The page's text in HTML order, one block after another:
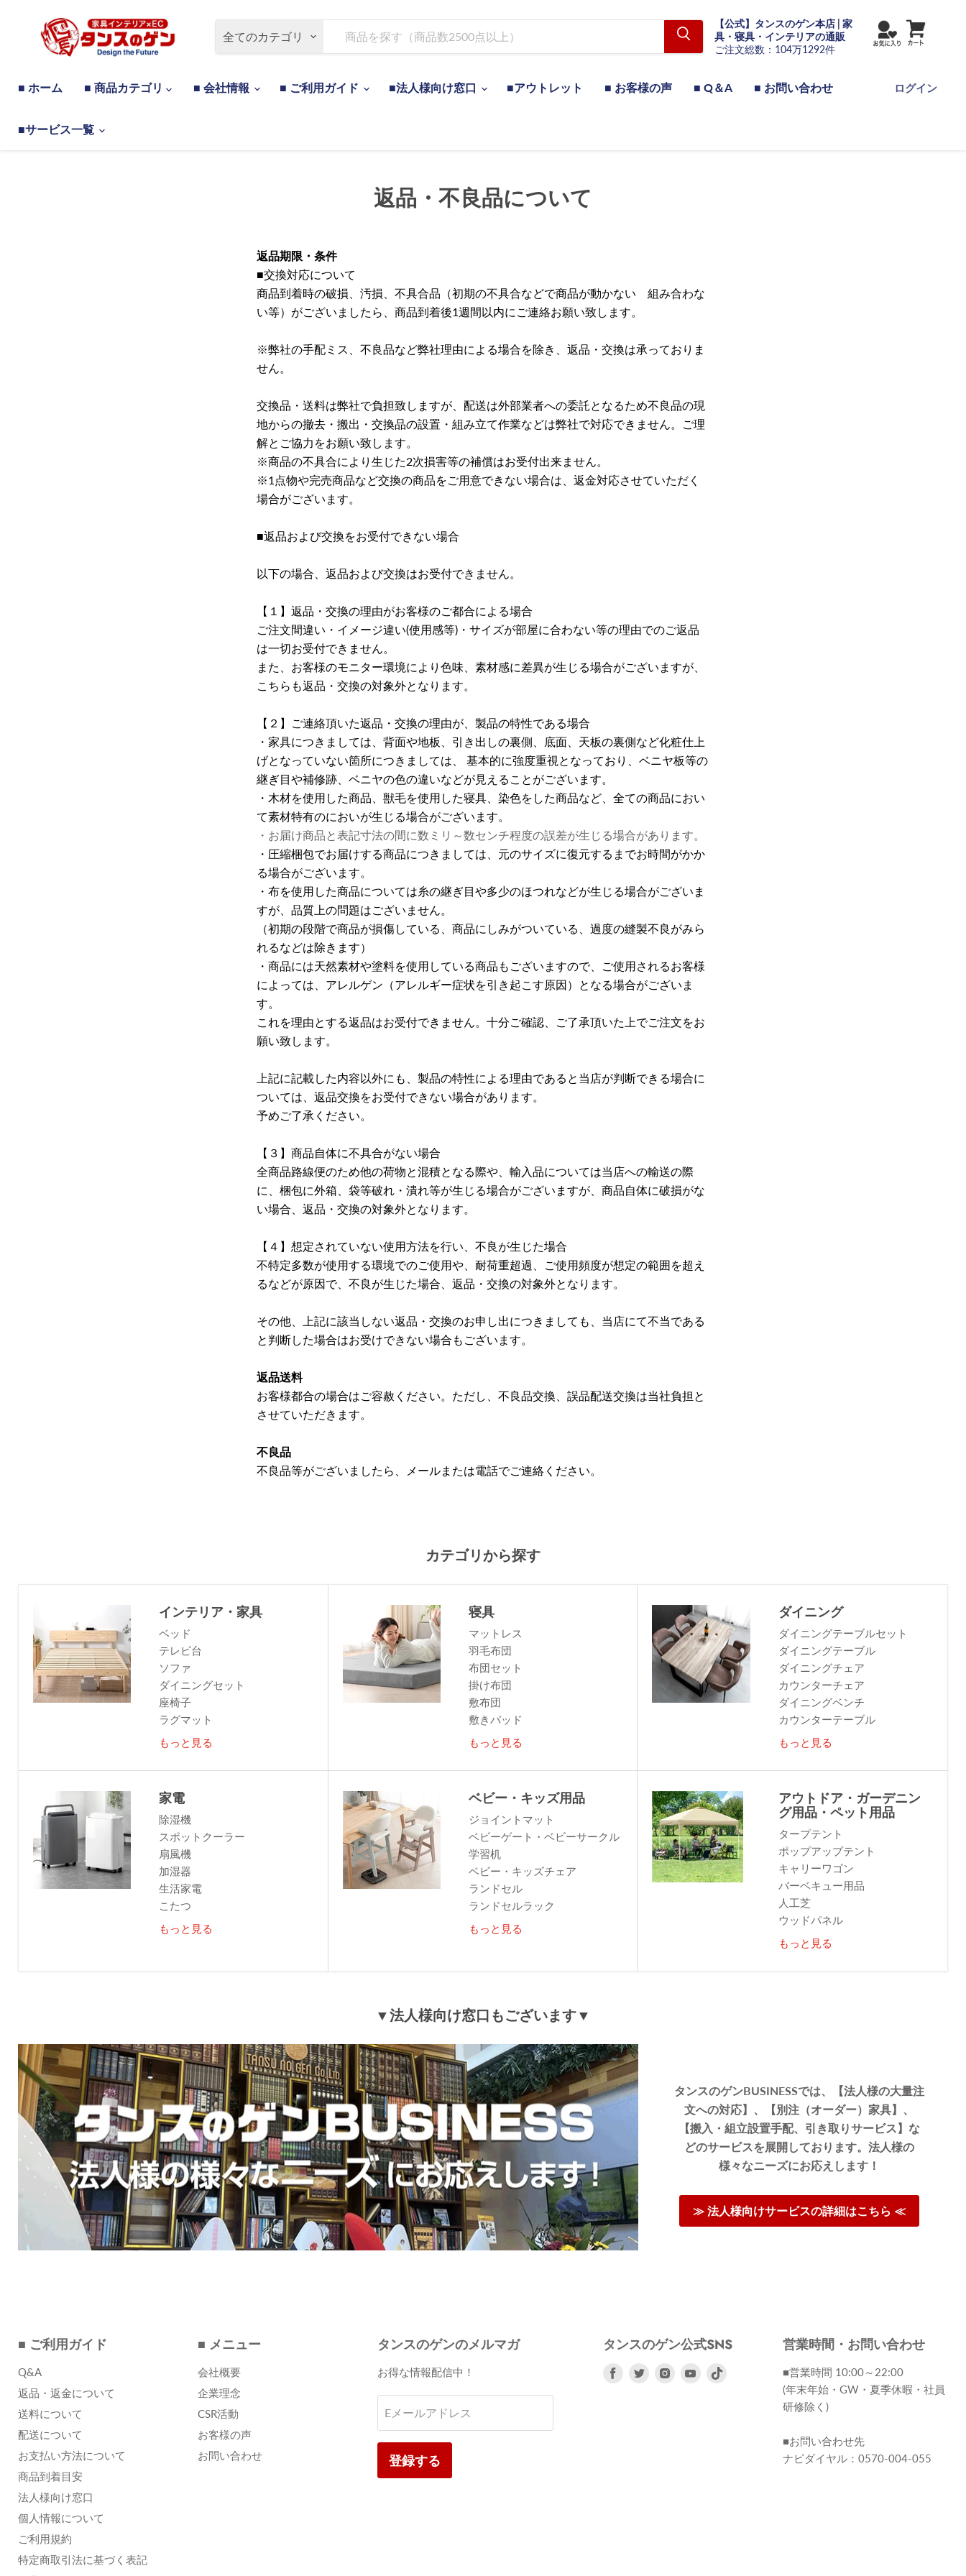
全てのカテゴリ
【公式】タンスのゲン本店 | 家
具・寝具・インテリアの通販
ご注文総数：104万1292件
■ ホーム ■ 商品カテゴリ ■ 会社情報 ■ ご利用ガイド ■法人様向け窓口 ■アウトレット ■ お客様の声 ■ Q＆A ■ お問い合わせ
■サービス一覧
ログイン
返品・不良品について
返品期限・条件
■交換対応について
商品到着時の破損、汚損、不具合品（初期の不具合などで商品が動かない 組み合わな
い等）がございましたら、商品到着後1週間以内にご連絡お願い致します。
※弊社の手配ミス、不良品など弊社理由による場合を除き、返品・交換は承っておりま
せん。
交換品・送料は弊社で負担致しますが、配送は外部業者への委託となるため不良品の現
地からの撤去・搬出・交換品の設置・組み立て作業などは弊社で対応できません。ご理
解とご協力をお願い致します。
※商品の不具合により生じた2次損害等の補償はお受付出来ません。
※1点物や完売商品など交換の商品をご用意できない場合は、返金対応させていただく
場合がございます。
■返品および交換をお受付できない場合
以下の場合、返品および交換はお受付できません。
【１】返品・交換の理由がお客様のご都合による場合
ご注文間違い・イメージ違い(使用感等)・サイズが部屋に合わない等の理由でのご返品
は一切お受付できません。
また、お客様のモニター環境により色味、素材感に差異が生じる場合がございますが、
こちらも返品・交換の対象外となります。
【２】ご連絡頂いた返品・交換の理由が、製品の特性である場合
・家具につきましては、背面や地板、引き出しの裏側、底面、天板の裏側など化粧仕上
げとなっていない箇所につきましては、 基本的に強度重視となっており、ベニヤ板等の
継ぎ目や補修跡、ベニヤの色の違いなどが見えることがございます。
・木材を使用した商品、獣毛を使用した寝具、染色をした商品など、全ての商品におい
て素材特有のにおいが生じる場合がございます。
・お届け商品と表記寸法の間に数ミリ～数センチ程度の誤差が生じる場合があります。
・圧縮梱包でお届けする商品につきましては、元のサイズに復元するまでお時間がかか
る場合がございます。
・布を使用した商品については糸の継ぎ目や多少のほつれなどが生じる場合がございま
すが、品質上の問題はございません。
（初期の段階で商品が損傷している、商品にしみがついている、過度の縫製不良がみら
れるなどは除きます）
・商品には天然素材や塗料を使用している商品もございますので、ご使用されるお客様
によっては、アレルゲン（アレルギー症状を引き起こす原因）となる場合がございま
す。
これを理由とする返品はお受付できません。十分ご確認、ご了承頂いた上でご注文をお
願い致します。
上記に記載した内容以外にも、製品の特性による理由であると当店が判断できる場合に
ついては、返品交換をお受付できない場合があります。
予めご了承ください。
【３】商品自体に不具合がない場合
全商品路線便のため他の荷物と混積となる際や、輸入品については当店への輸送の際
に、梱包に外箱、袋等破れ・潰れ等が生じる場合がございますが、商品自体に破損がな
い場合、返品・交換の対象外となります。
【４】想定されていない使用方法を行い、不良が生じた場合
不特定多数が使用する環境でのご使用や、耐荷重超過、ご使用頻度が想定の範囲を超え
るなどが原因で、不良が生じた場合、返品・交換の対象外となります。
その他、上記に該当しない返品・交換のお申し出につきましても、当店にて不当である
と判断した場合はお受けできない場合もございます。
返品送料
お客様都合の場合はご容赦ください。ただし、不良品交換、誤品配送交換は当社負担と
させていただきます。
不良品
不良品等がございましたら、メールまたは電話でご連絡ください。
カテゴリから探す
インテリア・家具
ベッド
テレビ台
ソファ
ダイニングセット
座椅子
ラグマット
もっと見る
寝具
マットレス
羽毛布団
布団セット
掛け布団
敷布団
敷きパッド
もっと見る
ダイニング
ダイニングテーブルセット
ダイニングテーブル
ダイニングチェア
カウンターチェア
ダイニングベンチ
カウンターテーブル
もっと見る
家電
除湿機
スポットクーラー
扇風機
加湿器
生活家電
こたつ
もっと見る
ベビー・キッズ用品
ジョイントマット
ベビーゲート・ベビーサークル
学習机
ベビー・キッズチェア
ランドセル
ランドセルラック
もっと見る
アウトドア・ガーデニン
グ用品・ペット用品
タープテント
ポップアップテント
キャリーワゴン
バーベキュー用品
人工芝
ウッドパネル
もっと見る
▼法人様向け窓口もございます▼
タンスのゲンBUSINESSでは、【法人様の大量注
文への対応】、【別注（オーダー）家具】、
【搬入・組立設置手配、引き取りサービス】な
どのサービスを展開しております。法人様の
様々なニーズにお応えします！
≫ 法人様向けサービスの詳細はこちら ≪
■ ご利用ガイド
Q&A
返品・返金について
送料について
配送について
お支払い方法について
商品到着目安
法人様向け窓口
個人情報について
ご利用規約
特定商取引法に基づく表記
■ メニュー
会社概要
企業理念
CSR活動
お客様の声
お問い合わせ
タンスのゲンのメルマガ
お得な情報配信中！
Eメールアドレス
登録する
タンスのゲン公式SNS
Facebook
Twitter InstagramYoutube
営業時間・お問い合わせ
■営業時間 10:00～22:00
(年末年始・GW・夏季休暇・社員
研修除く)
■お問い合わせ先
ナビダイヤル：0570-004-055